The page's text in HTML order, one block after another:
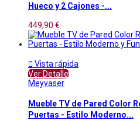
Hueco y 2 Cajones -...
449,90 €
 Vista rápida
Ver Detalle
Meyvaser
Mueble TV de Pared Color
Puertas - Estilo Moderno...